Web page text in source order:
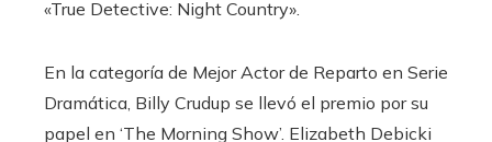
«True Detective: Night Country».
En la categoría de Mejor Actor de Reparto en Serie
Dramática, Billy Crudup se llevó el premio por su
papel en ‘The Morning Show’. Elizabeth Debicki